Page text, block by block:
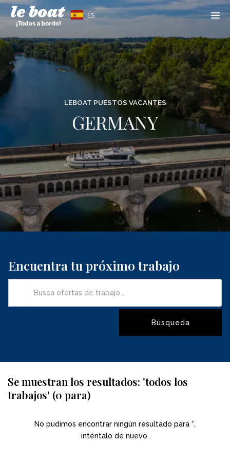
ES
LEBOAT PUESTOS VACANTES
GERMANY
Encuentra tu próximo trabajo
Se muestran los resultados: 'todos los
trabajos' (0 para)
No pudimos encontrar ningún resultado para ‘’,
inténtalo de nuevo.